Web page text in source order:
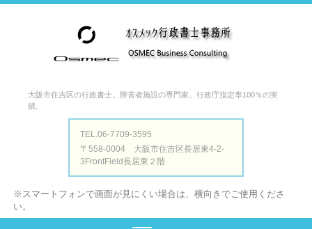
大阪市住吉区の行政書士。障害者施設の専門家。行政庁指定率100％の実
績。
TEL.06-7709-3595
〒558-0004 大阪市住吉区長居東4-2-
3FrontField長居東２階
※スマートフォンで画面が見にくい場合は、横向きでご使用くださ
い。